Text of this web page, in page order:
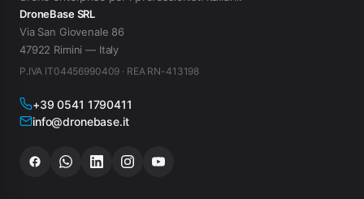
DroneBase SRL
Via San Giovenale 86
47922 Rimini — Italy
P.IVA IT04456990409 · REA RN-413198
+39 0541 1790411
info@dronebase.it